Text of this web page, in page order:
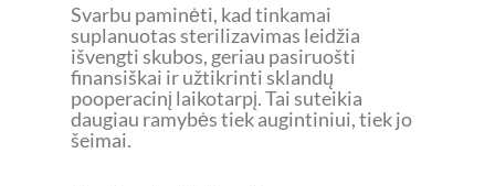
Svarbu paminėti, kad tinkamai
suplanuotas sterilizavimas leidžia
išvengti skubos, geriau pasiruošti
finansiškai ir užtikrinti sklandų
pooperacinį laikotarpį. Tai suteikia
daugiau ramybės tiek augintiniui, tiek jo
šeimai.